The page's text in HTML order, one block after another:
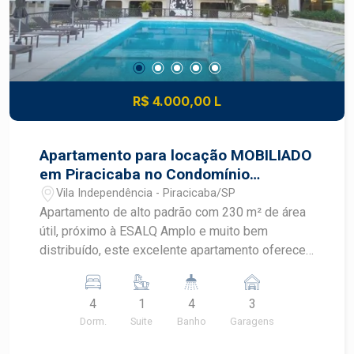
Aquecimento Solar - 2 Cisternas para água de
chuva com capacidade de 3000L e 2000L. 2
dormitórios com saída para espaço gourmet
possuem black out com controle remoto
R$ 4.000,00 L
Apartamento para locação MOBILIADO
em Piracicaba no Condomínio
Residencial Europa proximo a Esalq
Vila Independência - Piracicaba/SP
Apartamento de alto padrão com 230 m² de área
útil, próximo à ESALQ Amplo e muito bem
distribuído, este excelente apartamento oferece
privilegiada. O imóvel conta com 3 vagas de
garagem e depósito privativo, além de uma
espaçosa sala para 3 ambientes, integrada a uma
4
Dorm.
1
Suite
4
Banho
3
Garagens